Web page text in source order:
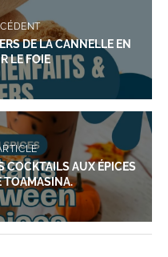
DE LA CANNELLE EN
LE FOIE
COCKTAILS AUX ÉPICES
TOAMASINA.